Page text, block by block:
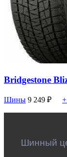
Bridgestone
Шины 9 249 ₽
Шинный